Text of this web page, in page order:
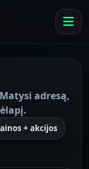
adresą,
+ akcijos